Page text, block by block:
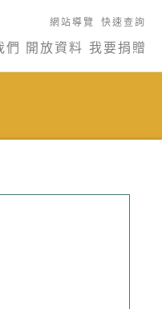
網站導覽 快速查詢
們 開放資料 我要捐贈